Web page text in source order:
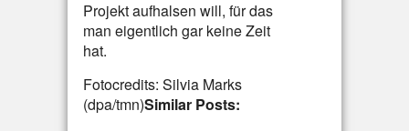
Projekt aufhalsen will, für das
man eigentlich gar keine Zeit
hat.
Fotocredits: Silvia Marks
(dpa/tmn)Similar Posts: